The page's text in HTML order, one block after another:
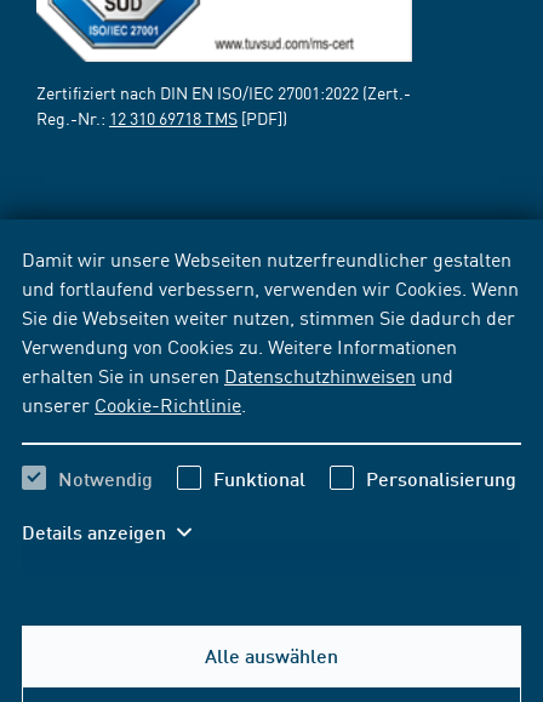
Damit wir unsere Webseiten nutzerfreundlicher gestalten
und fortlaufend verbessern, verwenden wir Cookies. Wenn
Sie die Webseiten weiter nutzen, stimmen Sie dadurch der
Verwendung von Cookies zu. Weitere Informationen
erhalten Sie in unseren Datenschutzhinweisen und
unserer Cookie-Richtlinie
Notwendig Funktional Personalisierung
Details anzeigen
Alle auswählen
Zertifiziert nach DIN EN ISO/IEC 27001:2022 (Zert.-
Reg.-Nr.: 12 310 69718 TMS [PDF])